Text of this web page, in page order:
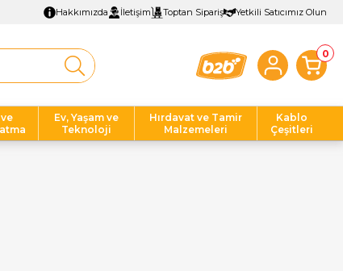
Hakkımızda İletişim Toptan Sipariş Yetkili Satıcımız Olun
0
Ev, Yaşam ve
Teknoloji
Hırdavat ve Tamir
Malzemeleri
Kablo
Çeşitleri